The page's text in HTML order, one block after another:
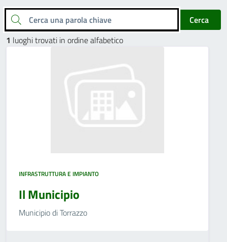
Cerca una parola chiave
Cerca
1 luoghi trovati in ordine alfabetico
INFRASTRUTTURA E IMPIANTO
Il Municipio
Municipio di Torrazzo